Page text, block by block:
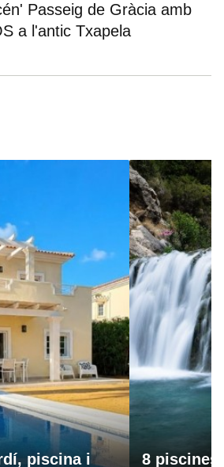
Passeig de Gràcia amb
a l'antic Txapela
piscina i
8 piscines